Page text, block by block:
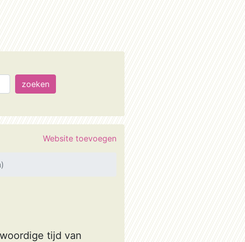
Website toevoegen
tijd van